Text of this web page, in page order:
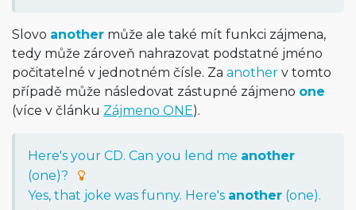
Slovo another může ale také mít funkci zájmena,
tedy může zároveň nahrazovat podstatné jméno
počitatelné v jednotném čísle. Za another v tomto
případě může následovat zástupné zájmeno one
(více v článku Zájmeno ONE).
Here's your CD. Can you lend me another
(one)?
Yes, that joke was funny. Here's another (one).